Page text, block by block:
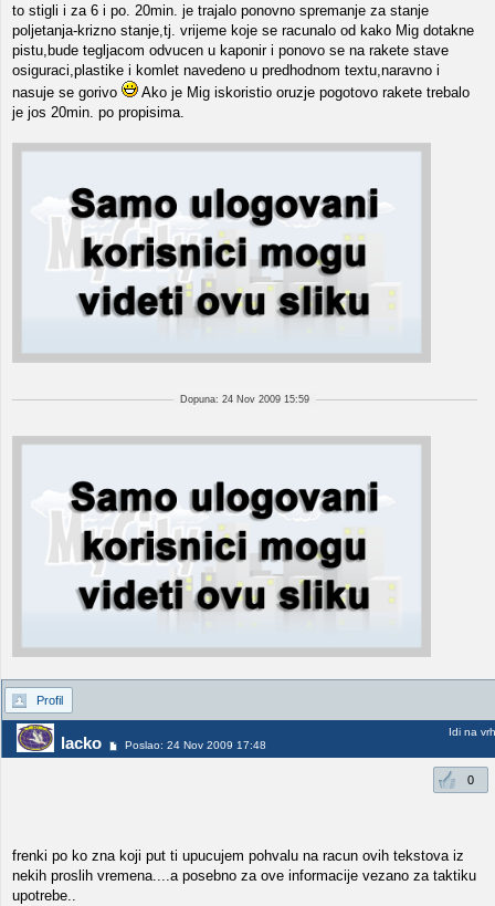
to stigli i za 6 i po. 20min. je trajalo ponovno spremanje za stanje
poljetanja-krizno stanje,tj. vrijeme koje se racunalo od kako Mig dotakne
pistu,bude tegljacom odvucen u kaponir i ponovo se na rakete stave
osiguraci,plastike i komlet navedeno u predhodnom textu,naravno i
nasuje se gorivo
Ako je Mig iskoristio oruzje pogotovo rakete trebalo
je jos 20min. po propisima.
Dopuna: 24 Nov 2009 15:59
Profil
lacko Poslao: 24 Nov 2009 17:48
Idi na vrh
0
frenki po ko zna koji put ti upucujem pohvalu na racun ovih tekstova iz
nekih proslih vremena....a posebno za ove informacije vezano za taktiku
upotrebe..